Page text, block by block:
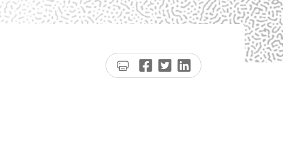
Imprimer
la
Partager
sur
Partager
sur
Partager
sur